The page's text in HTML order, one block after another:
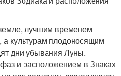
лучшим временем
а культурам плодоносящим
дни убывания Луны.
и расположением в Знаках